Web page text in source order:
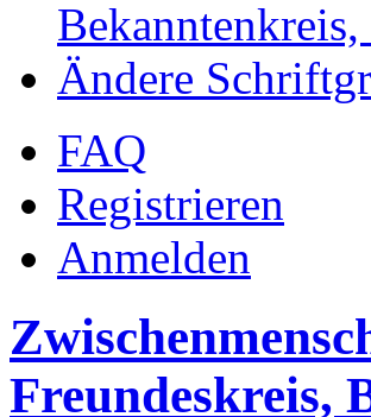
Ändere
FAQ
Registrieren
Anmelden
Freundeskreis,